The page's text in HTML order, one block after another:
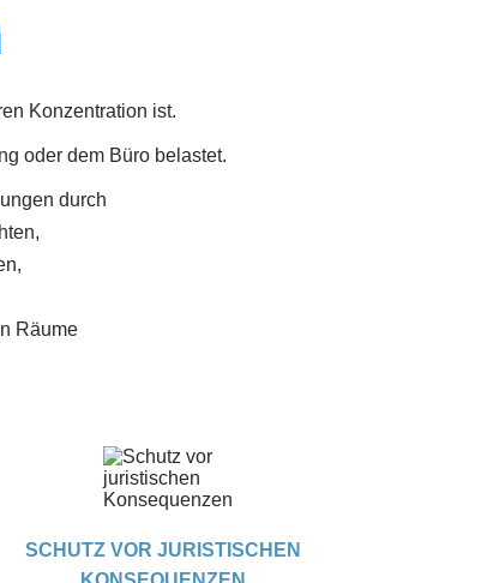
Konzentration ist.
oder dem Büro belastet.
durch
Räume
SCHUTZ VOR JURISTISCHEN